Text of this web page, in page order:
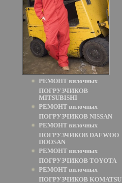
РЕМОНТ вилочных
ПОГРУЗЧИКОВ
MITSUBISHI
РЕМОНТ вилочных
ПОГРУЗЧИКОВ NISSAN
РЕМОНТ вилочных
ПОГРУЗЧИКОВ DAEWOO
DOOSAN
РЕМОНТ вилочных
ПОГРУЗЧИКОВ TOYOTA
РЕМОНТ вилочных
ПОГРУЗЧИКОВ KOMATSU